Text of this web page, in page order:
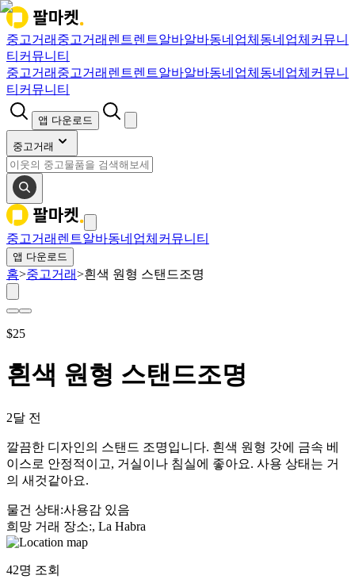
중고거래 중고거래 렌트렌트알바알바동네업체 동네업체 커뮤니
티 커뮤니티
중고거래 중고거래 렌트렌트알바알바동네업체 동네업체 커뮤니
티 커뮤니티
앱 다운로드
중고거래
중고거래 렌트알바동네업체 커뮤니티
앱 다운로드
홈>중고거래>흰색 원형 스탠드조명
$25
흰색 원형 스탠드조명
2달 전
깔끔한 디자인의 스탠드 조명입니다. 흰색 원형 갓에 금속 베
이스로 안정적이고, 거실이나 침실에 좋아요. 사용 상태는 거
의 새것같아요.
물건 상태 :사용감 있음
희망 거래 장소:, La Habra
42명 조회